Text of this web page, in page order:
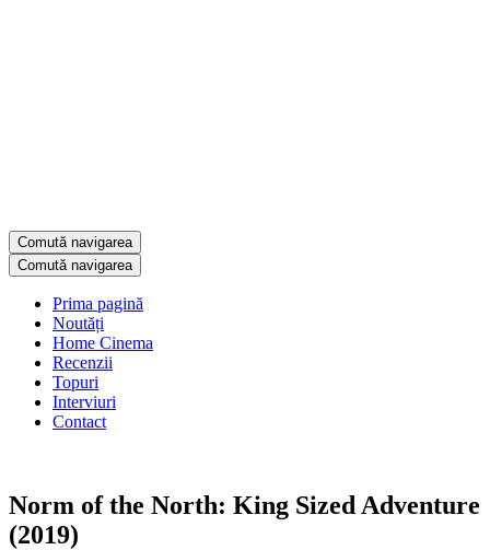
Comută navigarea
Comută navigarea
Prima pagină
Noutăți
Home Cinema
Recenzii
Topuri
Interviuri
Contact
Norm of the North: King Sized Adventure
(2019)